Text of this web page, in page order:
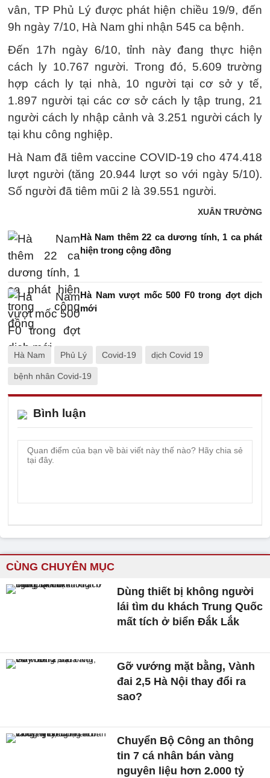
vân, TP Phủ Lý được phát hiện chiều 19/9, đến
9h ngày 7/10, Hà Nam ghi nhận 545 ca bệnh.
Đến 17h ngày 6/10, tỉnh này đang thực hiện
cách ly 10.767 người. Trong đó, 5.609 trường
hợp cách ly tại nhà, 10 người tại cơ sở y tế,
1.897 người tại các cơ sở cách ly tập trung, 21
người cách ly nhập cảnh và 3.251 người cách ly
tại khu công nghiệp.
Hà Nam đã tiêm vaccine COVID-19 cho 474.418
lượt người (tăng 20.944 lượt so với ngày 5/10).
Số người đã tiêm mũi 2 là 39.551 người.
XUÂN TRƯỜNG
Hà Nam thêm 22 ca dương tính, 1 ca phát
hiện trong cộng đồng
Hà Nam vượt mốc 500 F0 trong đợt dịch
mới
Hà Nam Phủ Lý Covid-19 dịch Covid 19
bệnh nhân Covid-19
Bình luận
CÙNG CHUYÊN MỤC
Dùng thiết bị không người
lái tìm du khách Trung Quốc
mất tích ở biển Đắk Lắk
Gỡ vướng mặt bằng, Vành
đai 2,5 Hà Nội thay đổi ra
sao?
Chuyển Bộ Công an thông
tin 7 cá nhân bán vàng
nguyên liệu hơn 2.000 tỷ